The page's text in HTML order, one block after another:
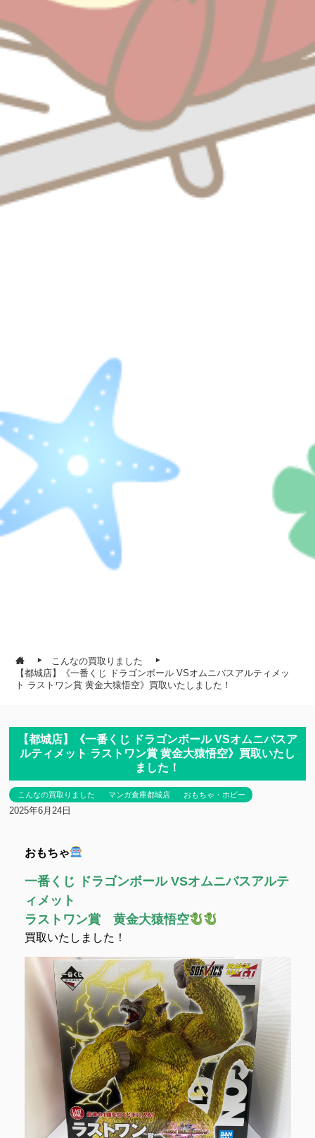
こんなの買取りました
【都城店】《一番くじ ドラゴンボール VSオムニバスアルティメッ
ト ラストワン賞 黄金大猿悟空》買取いたしました！
【都城店】《一番くじ ドラゴンボール VSオムニバスア
ルティメット ラストワン賞 黄金大猿悟空》買取いたし
ました！
こんなの買取りました マンガ倉庫都城店 おもちゃ・ホビー
2025年6月24日
おもちゃ
一番くじ ドラゴンボール VSオムニバスアルテ
ィメット
ラストワン賞 黄金大猿悟空
買取いたしました！